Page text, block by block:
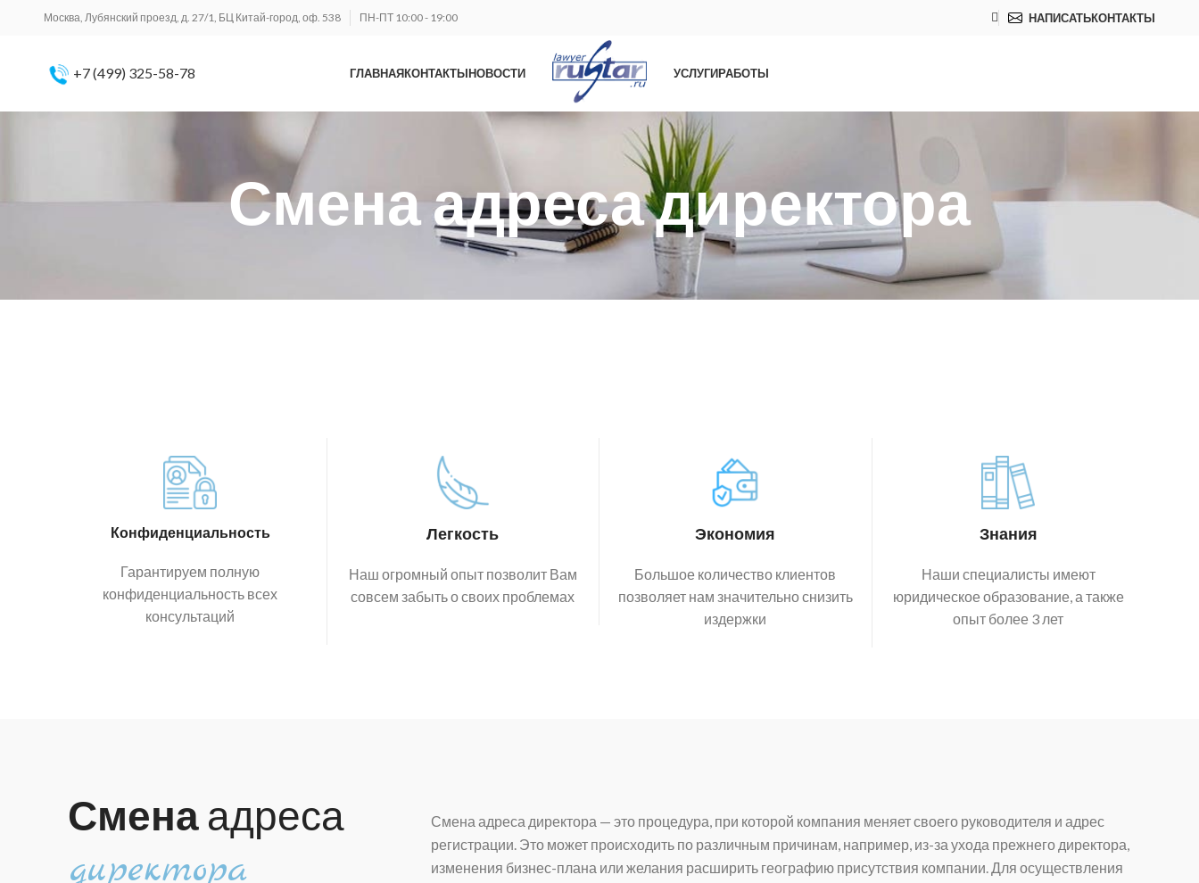
Москва, Лубянский проезд, д. 27/1, БЦ Китай-город, оф. 538 ПН-ПТ 10:00 - 19:00 НАПИСАТЬКОНТАКТЫ
+7 (499) 325-58-78 ГЛАВНАЯКОНТАКТЫНОВОСТИ УСЛУГИРАБОТЫ
Смена адреса директора
Конфиденциальность
Гарантируем полную
конфиденциальность всех
консультаций
Легкость
Наш огромный опыт позволит Вам
совсем забыть о своих проблемах
Экономия
Большое количество клиентов
позволяет нам значительно снизить
издержки
Знания
Наши специалисты имеют
юридическое образование, а также
опыт более 3 лет
Смена адреса
директора
Смена адреса директора — это процедура, при которой компания меняет своего руководителя и адрес
регистрации. Это может происходить по различным причинам, например, из-за ухода прежнего директора,
изменения бизнес-плана или желания расширить географию присутствия компании. Для осуществления